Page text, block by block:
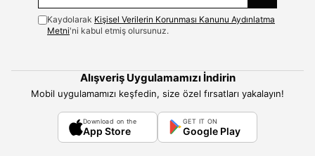
Kaydolarak Kişisel Verilerin Korunması Kanunu Aydınlatma
Metni'ni kabul etmiş olursunuz.
Alışveriş Uygulamamızı İndirin
Mobil uygulamamızı keşfedin, size özel fırsatları yakalayın!
Download on the
App Store
GET IT ON
Google Play